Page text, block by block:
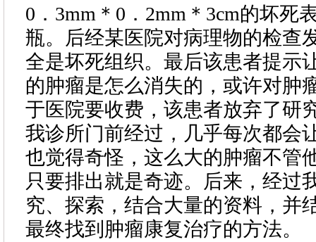
0．3mm＊0．2mm＊3cm的坏死
瓶。后经某医院对病理物的检查
全是坏死组织。最后该患者提示
的肿瘤是怎么消失的，或许对肿
于医院要收费，该患者放弃了研
我诊所门前经过，几乎每次都会
也觉得奇怪，这么大的肿瘤不管
只要排出就是奇迹。后来，经过
究、探索，结合大量的资料，并
最终找到肿瘤康复治疗的方法。